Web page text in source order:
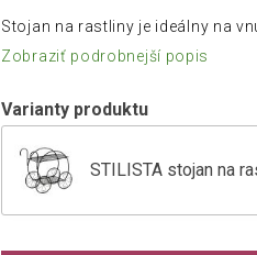
Stojan na rastliny je ideálny na
Zobraziť podrobnejší popis
Varianty produktu
STILISTA stojan na